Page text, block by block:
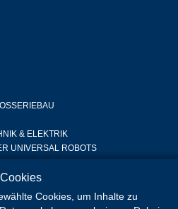
& ELEKTRIK
UNIVERSAL ROBOTS
DOWNLOADS
Cookies, um Inhalte zu